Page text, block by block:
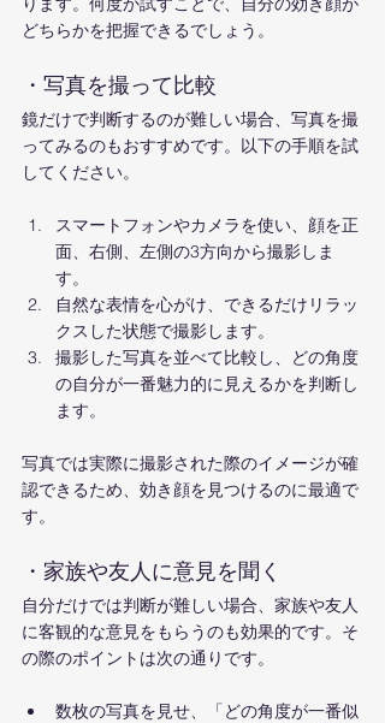
どちらかを把握できるでしょう。
・写真を撮って比較
鏡だけで判断するのが難しい場合、写真を撮
ってみるのもおすすめです。以下の手順を試
してください。
スマートフォンやカメラを使い、顔を正
面、右側、左側の3方向から撮影しま
す。
自然な表情を心がけ、できるだけリラッ
クスした状態で撮影します。
撮影した写真を並べて比較し、どの角度
の自分が一番魅力的に見えるかを判断し
ます。
写真では実際に撮影された際のイメージが確
認できるため、効き顔を見つけるのに最適で
す。
・家族や友人に意見を聞く
自分だけでは判断が難しい場合、家族や友人
に客観的な意見をもらうのも効果的です。そ
の際のポイントは次の通りです。
数枚の写真を見せ、「どの角度が一番似